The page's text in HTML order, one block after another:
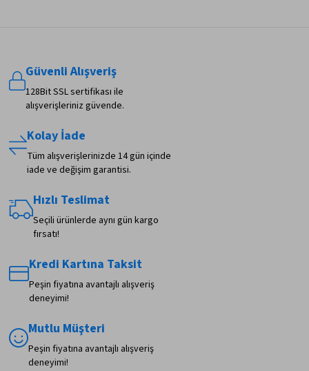
Güvenli Alışveriş
128Bit SSL sertifikası ile
alışverişleriniz güvende.
Kolay İade
Tüm alışverişlerinizde 14 gün içinde
iade ve değişim garantisi.
Hızlı Teslimat
Seçili ürünlerde aynı gün kargo
fırsatı!
Kredi Kartına Taksit
Peşin fiyatına avantajlı alışveriş
deneyimi!
Mutlu Müşteri
Peşin fiyatına avantajlı alışveriş
deneyimi!